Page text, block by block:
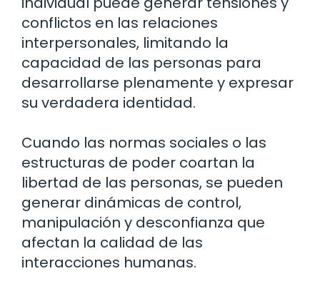
conflictos en las relaciones
interpersonales, limitando la
capacidad de las personas para
desarrollarse plenamente y expresar
su verdadera identidad.
Cuando las normas sociales o las
estructuras de poder coartan la
libertad de las personas, se pueden
generar dinámicas de control,
manipulación y desconfianza que
afectan la calidad de las
interacciones humanas.